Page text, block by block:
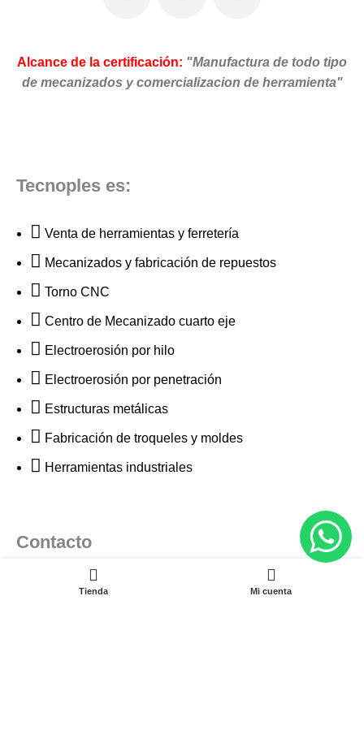
Alcance de la certificación: "Manufactura de todo tipo
de mecanizados y comercializacion de herramienta"
Tecnoples es:
Venta de herramientas y ferretería
Mecanizados y fabricación de repuestos
Torno CNC
Centro de Mecanizado cuarto eje
Electroerosión por hilo
Electroerosión por penetración
Estructuras metálicas
Fabricación de troqueles y moldes
Herramientas industriales
Contacto
(601) 704 9294
Tienda Mi cuenta